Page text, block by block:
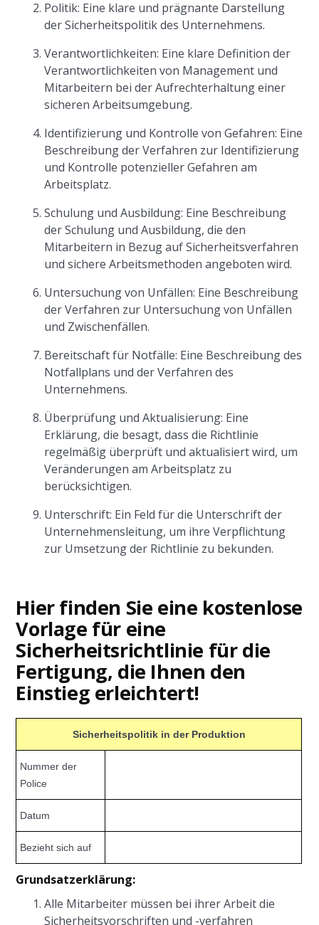
Politik: Eine klare und prägnante Darstellung
der Sicherheitspolitik des Unternehmens.
Verantwortlichkeiten: Eine klare Definition der
Verantwortlichkeiten von Management und
Mitarbeitern bei der Aufrechterhaltung einer
sicheren Arbeitsumgebung.
Identifizierung und Kontrolle von Gefahren: Eine
Beschreibung der Verfahren zur Identifizierung
und Kontrolle potenzieller Gefahren am
Arbeitsplatz.
Schulung und Ausbildung: Eine Beschreibung
der Schulung und Ausbildung, die den
Mitarbeitern in Bezug auf Sicherheitsverfahren
und sichere Arbeitsmethoden angeboten wird.
Untersuchung von Unfällen: Eine Beschreibung
der Verfahren zur Untersuchung von Unfällen
und Zwischenfällen.
Bereitschaft für Notfälle: Eine Beschreibung des
Notfallplans und der Verfahren des
Unternehmens.
Überprüfung und Aktualisierung: Eine
Erklärung, die besagt, dass die Richtlinie
regelmäßig überprüft und aktualisiert wird, um
Veränderungen am Arbeitsplatz zu
berücksichtigen.
Unterschrift: Ein Feld für die Unterschrift der
Unternehmensleitung, um ihre Verpflichtung
zur Umsetzung der Richtlinie zu bekunden.
Hier finden Sie eine kostenlose
Vorlage für eine
Sicherheitsrichtlinie für die
Fertigung, die Ihnen den
Einstieg erleichtert!
Sicherheitspolitik in der Produktion
Nummer der
Police
Datum
Bezieht sich auf
Grundsatzerklärung:
Alle Mitarbeiter müssen bei ihrer Arbeit die
Sicherheitsvorschriften und -verfahren